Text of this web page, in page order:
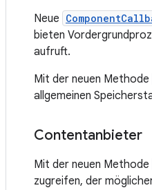
Neue
bieten
aufruft.
Mit der neuen Methode
allgemeinen
Contentanbieter
Mit der neuen Methode
zugreifen, der